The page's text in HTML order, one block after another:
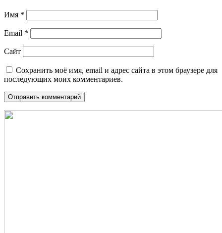
Имя *
Email *
Сайт
Сохранить моё имя, email и адрес сайта в этом браузере для
последующих моих комментариев.